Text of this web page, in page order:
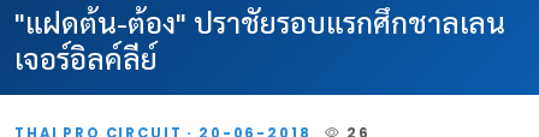
"แฝดต้น-ต้อง" ปราชัยรอบแรกศึกชาลเลน
เจอร์อิลค์ลีย์
THAI PRO CIRCUIT · 20-06-2018 26